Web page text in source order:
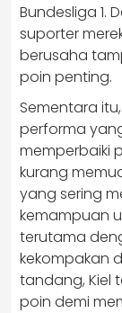
Bundesliga 1.
suporter
berusaha
poin penting.
Sementara
performa
memperbaiki
kurang
yang sering
kemampuan
terutama
kekompakan
tandang, Kiel
poin demi